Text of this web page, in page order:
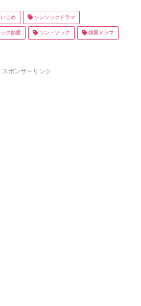
じめ ソンソックドラマ
ク熱愛 ソン・ソック 韓国ドラマ
スポンサーリンク